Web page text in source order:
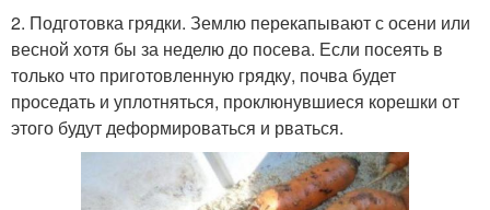
2. Подготовка грядки. Землю перекапывают с осени или
весной хотя бы за неделю до посева. Если посеять в
только что приготовленную грядку, почва будет
проседать и уплотняться, проклюнувшиеся корешки от
этого будут деформироваться и рваться.